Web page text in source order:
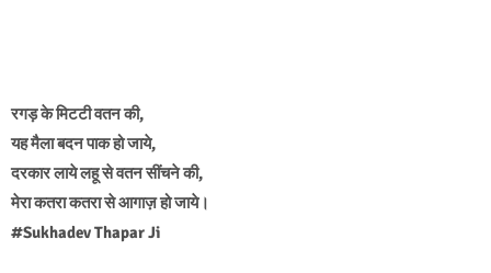
रगड़ के मिटटी वतन की,
यह मैला बदन पाक हो जाये,
दरकार लाये लहू से वतन सींचने की,
मेरा कतरा कतरा से आगाज़ हो जाये।
#Sukhadev Thapar Ji